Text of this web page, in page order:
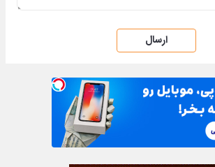
ارسال